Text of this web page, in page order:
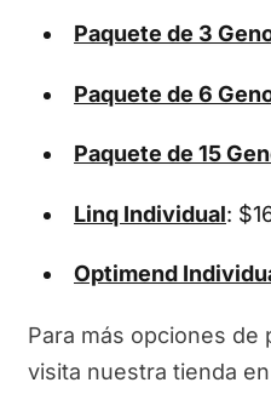
Paquete de 3
Paquete de 6
Paquete de 15
Linq Individual:
Optimend
Para más opciones de
visita nuestra tienda